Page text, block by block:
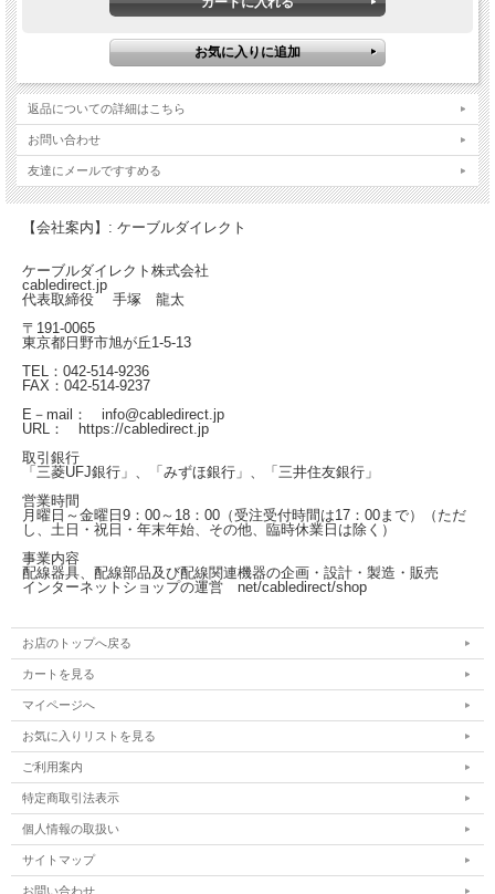
返品についての詳細はこちら
お問い合わせ
友達にメールですすめる
【会社案内】: ケーブルダイレクト
ケーブルダイレクト株式会社
cabledirect.jp
代表取締役 手塚 龍太
〒191-0065
東京都日野市旭が丘1-5-13
TEL：042-514-9236
FAX：042-514-9237
E－mail： info@cabledirect.jp
URL： https://cabledirect.jp
取引銀行
「三菱UFJ銀行」、「みずほ銀行」、「三井住友銀行」
営業時間
月曜日～金曜日 9：00～18：00（受注受付時間は17：00まで）
（ただ
し、土日・祝日・年末年始、その他、臨時休業日は除く）
事業内容
配線器具、配線部品及び配線関連機器の企画・設計・製造・販売
インターネットショップの運営 net/cabledirect/shop
お店のトップへ戻る
カートを見る
マイページへ
お気に入りリストを見る
ご利用案内
特定商取引法表示
個人情報の取扱い
サイトマップ
お問い合わせ